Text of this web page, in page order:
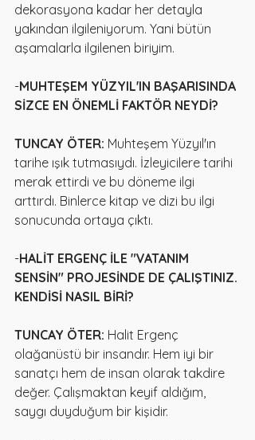
dekorasyona kadar her detayla
yakından ilgileniyorum. Yani bütün
aşamalarla ilgilenen biriyim.
-MUHTEŞEM YÜZYIL'IN BAŞARISINDA
SİZCE EN ÖNEMLİ FAKTÖR NEYDİ?
TUNCAY ÖTER: Muhteşem Yüzyıl'ın
tarihe ışık tutmasıydı. İzleyicilere tarihi
merak ettirdi ve bu döneme ilgi
arttırdı. Binlerce kitap ve dizi bu ilgi
sonucunda ortaya çıktı.
-HALİT ERGENÇ İLE "VATANIM
SENSİN" PROJESİNDE DE ÇALIŞTINIZ.
KENDİSİ NASIL BİRİ?
TUNCAY ÖTER: Halit Ergenç
olağanüstü bir insandır. Hem iyi bir
sanatçı hem de insan olarak takdire
değer. Çalışmaktan keyif aldığım,
saygı duyduğum bir kişidir.